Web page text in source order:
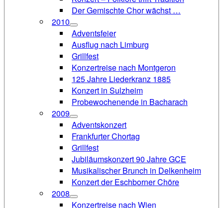
Der Gemischte Chor wächst …
2010
Adventsfeier
Ausflug nach Limburg
Grillfest
Konzertreise nach Montgeron
125 Jahre Liederkranz 1885
Konzert in Sulzheim
Probewochenende in Bacharach
2009
Adventskonzert
Frankfurter Chortag
Grillfest
Jubiläumskonzert 90 Jahre GCE
Musikalischer Brunch in Delkenheim
Konzert der Eschborner Chöre
2008
Konzertreise nach Wien